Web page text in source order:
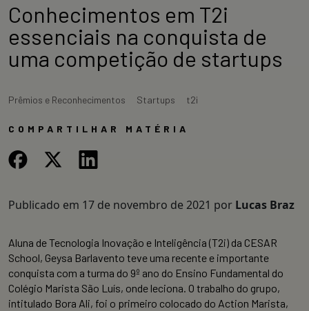
Conhecimentos em T2i
essenciais na conquista de
uma competição de startups
Prêmios e Reconhecimentos Startups t2i
COMPARTILHAR MATÉRIA
Publicado em 17 de novembro de 2021 por Lucas Braz
Aluna de Tecnologia Inovação e Inteligência (T2i) da CESAR
School, Geysa Barlavento teve uma recente e importante
conquista com a turma do 9º ano do Ensino Fundamental do
Colégio Marista São Luís, onde leciona. O trabalho do grupo,
intitulado Bora Ali, foi o primeiro colocado do Action Marista,